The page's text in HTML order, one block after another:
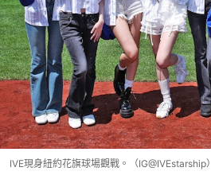
IVE現身紐約花旗球場觀戰。（IG@IVEstarship）